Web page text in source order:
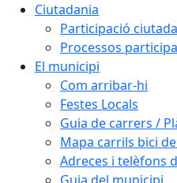
Ciutadania
Participació
Processos
El municipi
Com arribar-hi
Festes Locals
Guia de carrers /
Mapa carrils bici
Adreces i telèfons